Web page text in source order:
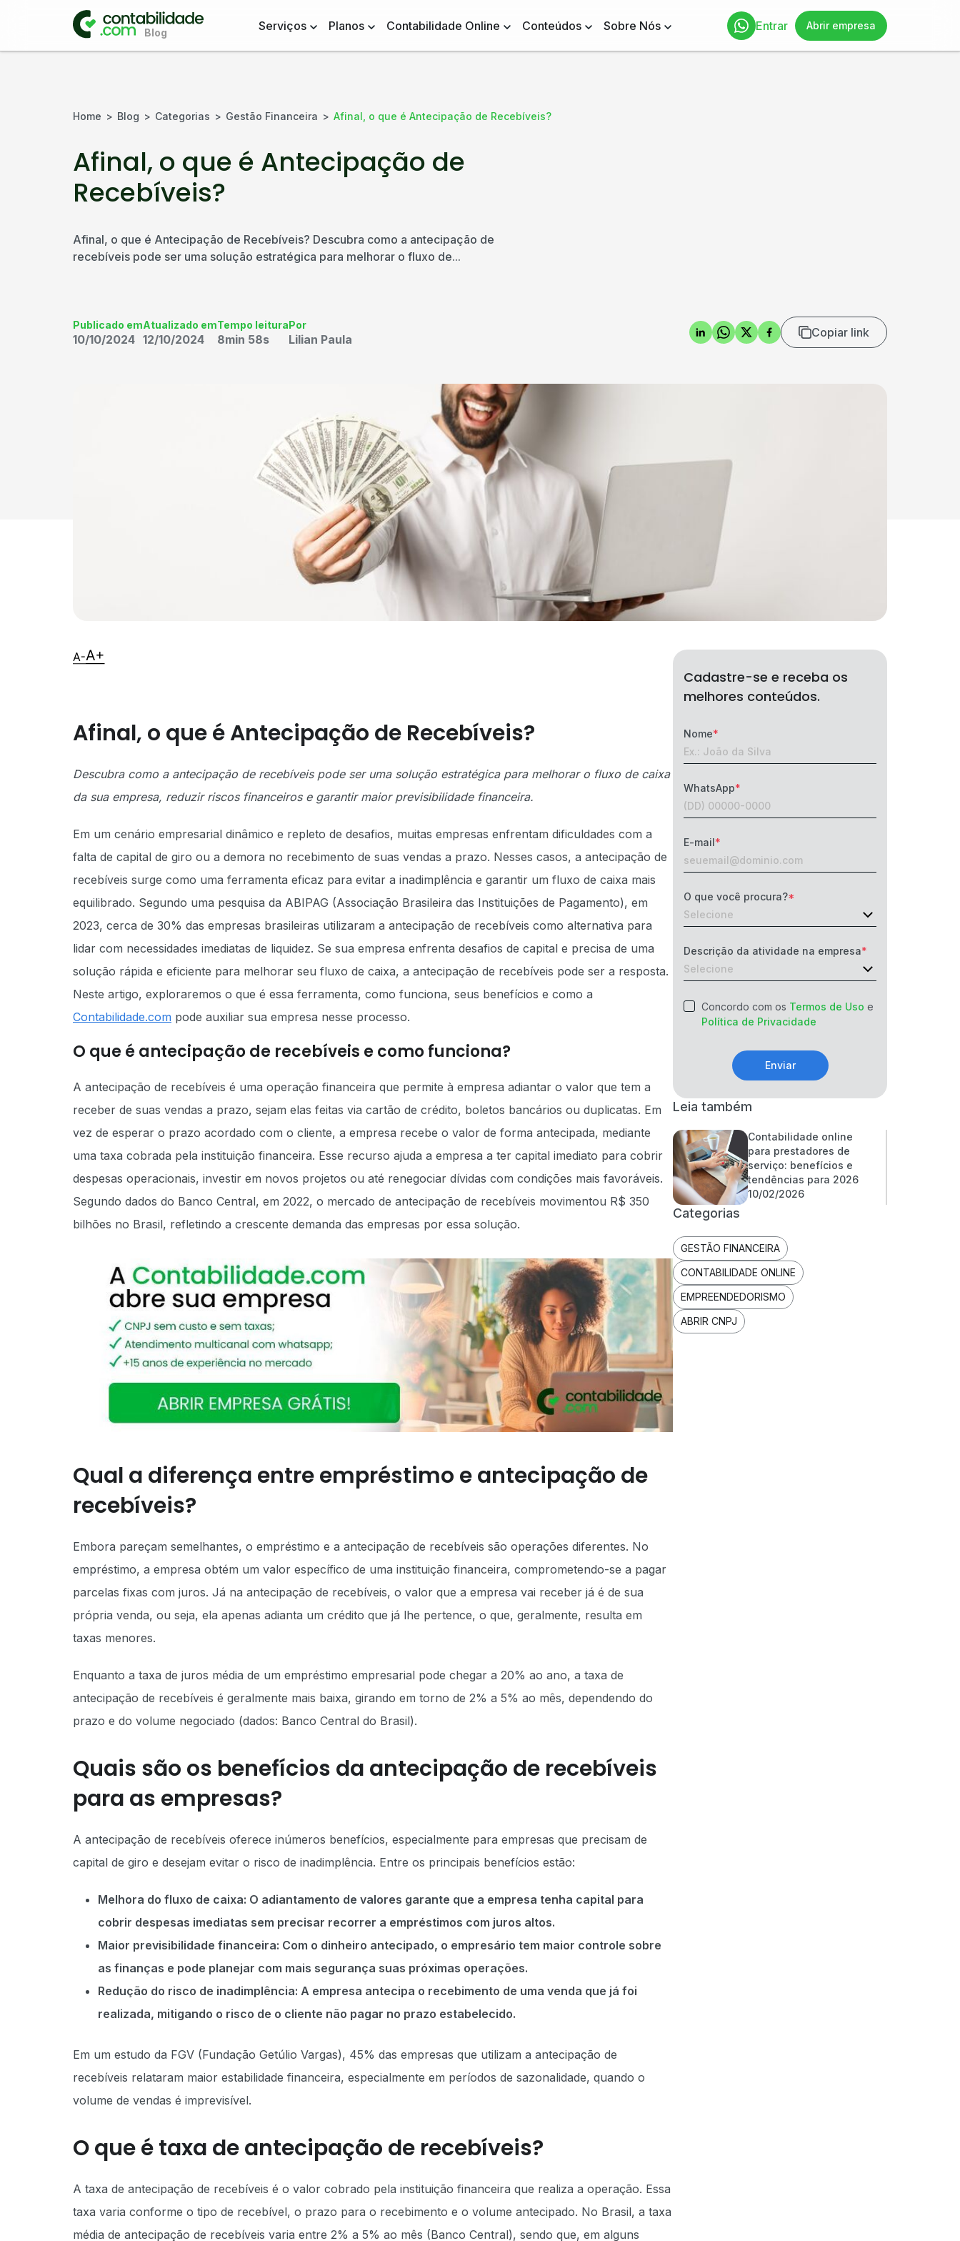
Serviços Planos Contabilidade Online Conteúdos Sobre Nós Entrar Abrir empresa
Home Blog Categorias Gestão Financeira Afinal, o que é Antecipação de Recebíveis?
Afinal, o que é Antecipação de
Recebíveis?
Afinal, o que é Antecipação de Recebíveis? Descubra como a antecipação de
recebíveis pode ser uma solução estratégica para melhorar o fluxo de...
Publicado em
10/10/2024
Atualizado em
12/10/2024
Tempo leitura
8min 58s
Por
Lilian Paula Copiar link
Afinal, o que é Antecipação de Recebíveis?
Descubra como a antecipação de recebíveis pode ser uma solução estratégica para melhorar o fluxo de caixa
da sua empresa, reduzir riscos financeiros e garantir maior previsibilidade financeira.
Em um cenário empresarial dinâmico e repleto de desafios, muitas empresas enfrentam dificuldades com a
falta de capital de giro ou a demora no recebimento de suas vendas a prazo. Nesses casos, a antecipação de
recebíveis surge como uma ferramenta eficaz para evitar a inadimplência e garantir um fluxo de caixa mais
equilibrado. Segundo uma pesquisa da ABIPAG (Associação Brasileira das Instituições de Pagamento), em
2023, cerca de 30% das empresas brasileiras utilizaram a antecipação de recebíveis como alternativa para
lidar com necessidades imediatas de liquidez. Se sua empresa enfrenta desafios de capital e precisa de uma
solução rápida e eficiente para melhorar seu fluxo de caixa, a antecipação de recebíveis pode ser a resposta.
Neste artigo, exploraremos o que é essa ferramenta, como funciona, seus benefícios e como a
Contabilidade.com pode auxiliar sua empresa nesse processo.
O que é antecipação de recebíveis e como funciona?
A antecipação de recebíveis é uma operação financeira que permite à empresa adiantar o valor que tem a
receber de suas vendas a prazo, sejam elas feitas via cartão de crédito, boletos bancários ou duplicatas. Em
vez de esperar o prazo acordado com o cliente, a empresa recebe o valor de forma antecipada, mediante
uma taxa cobrada pela instituição financeira. Esse recurso ajuda a empresa a ter capital imediato para cobrir
despesas operacionais, investir em novos projetos ou até renegociar dívidas com condições mais favoráveis.
Segundo dados do Banco Central, em 2022, o mercado de antecipação de recebíveis movimentou R$ 350
bilhões no Brasil, refletindo a crescente demanda das empresas por essa solução.
Qual a diferença entre empréstimo e antecipação de
recebíveis?
Embora pareçam semelhantes, o empréstimo e a antecipação de recebíveis são operações diferentes. No
empréstimo, a empresa obtém um valor específico de uma instituição financeira, comprometendo-se a pagar
parcelas fixas com juros. Já na antecipação de recebíveis, o valor que a empresa vai receber já é de sua
própria venda, ou seja, ela apenas adianta um crédito que já lhe pertence, o que, geralmente, resulta em
taxas menores.
Enquanto a taxa de juros média de um empréstimo empresarial pode chegar a 20% ao ano, a taxa de
antecipação de recebíveis é geralmente mais baixa, girando em torno de 2% a 5% ao mês, dependendo do
prazo e do volume negociado (dados: Banco Central do Brasil).
Quais são os benefícios da antecipação de recebíveis
para as empresas?
A antecipação de recebíveis oferece inúmeros benefícios, especialmente para empresas que precisam de
capital de giro e desejam evitar o risco de inadimplência. Entre os principais benefícios estão:
Melhora do fluxo de caixa: O adiantamento de valores garante que a empresa tenha capital para
cobrir despesas imediatas sem precisar recorrer a empréstimos com juros altos.
Maior previsibilidade financeira: Com o dinheiro antecipado, o empresário tem maior controle sobre
as finanças e pode planejar com mais segurança suas próximas operações.
Redução do risco de inadimplência: A empresa antecipa o recebimento de uma venda que já foi
realizada, mitigando o risco de o cliente não pagar no prazo estabelecido.
Em um estudo da FGV (Fundação Getúlio Vargas), 45% das empresas que utilizam a antecipação de
recebíveis relataram maior estabilidade financeira, especialmente em períodos de sazonalidade, quando o
volume de vendas é imprevisível.
O que é taxa de antecipação de recebíveis?
A taxa de antecipação de recebíveis é o valor cobrado pela instituição financeira que realiza a operação. Essa
taxa varia conforme o tipo de recebível, o prazo para o recebimento e o volume antecipado. No Brasil, a taxa
média de antecipação de recebíveis varia entre 2% a 5% ao mês (Banco Central), sendo que, em alguns
Cadastre-se e receba os
melhores conteúdos.
Nome
WhatsApp
E-mail
O que você procura?
Descrição da atividade na empresa
Concordo com os Termos de Uso e
Política de Privacidade
Enviar
Leia também
Contabilidade online
para prestadores de
serviço: benefícios e
tendências para 2026
10/02/2026
Categorias
GESTÃO FINANCEIRA
CONTABILIDADE ONLINE
EMPREENDEDORISMO
ABRIR CNPJ